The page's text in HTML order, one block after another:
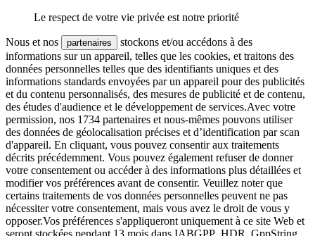
Le respect de votre vie privée est notre priorité
Nous et nos partenaires
stockons et/ou accédons à des
informations sur un appareil, telles que les cookies, et traitons des
données personnelles telles que des identifiants uniques et des
informations standards envoyées par un appareil pour des publicités
et du contenu personnalisés, des mesures de publicité et de contenu,
des études d'audience et le développement de services.Avec votre
permission, nos 1734 partenaires et nous-mêmes pouvons utiliser
des données de géolocalisation précises et d’identification par scan
d'appareil. En cliquant, vous pouvez consentir aux traitements
décrits précédemment. Vous pouvez également refuser de donner
votre consentement ou accéder à des informations plus détaillées et
modifier vos préférences avant de consentir. Veuillez noter que
certains traitements de vos données personnelles peuvent ne pas
nécessiter votre consentement, mais vous avez le droit de vous y
opposer.Vos préférences s'appliqueront uniquement à ce site Web et
seront stockées pendant 13 mois dans IABGPP_HDR_GppString